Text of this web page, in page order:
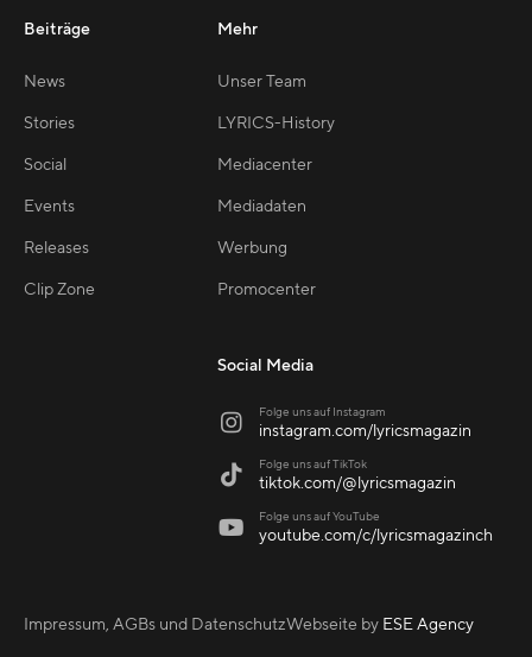
Beiträge
News
Stories
Social
Events
Releases
Clip Zone
Mehr
Unser Team
LYRICS-History
Mediacenter
Mediadaten
Werbung
Promocenter
Social Media
 Folge uns auf Instagram
instagram.com/lyricsmagazin
 Folge uns auf TikTok
tiktok.com/@lyricsmagazin
 Folge uns auf YouTube
youtube.com/c/lyricsmagazinch
Impressum, AGBs und DatenschutzWebseite by ESE Agency